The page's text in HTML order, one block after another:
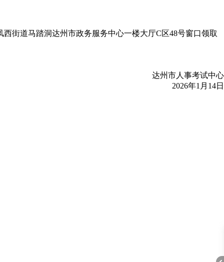
街道马踏洞达州市政务服务中心一楼大厅C区48号窗口领取
达州市人事考试中心
2026年1月14日